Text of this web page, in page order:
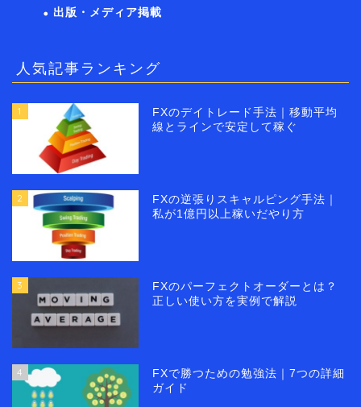
出版・メディア掲載
人気記事ランキング
1
FXのデイトレード手法｜移動平均
線とラインで安定して稼ぐ
2
FXの逆張りスキャルピング手法｜
私が1億円以上稼いだやり方
3
FXのパーフェクトオーダーとは？
正しい使い方を実例で解説
4
FXで勝つための勉強法｜7つの詳細
ガイド